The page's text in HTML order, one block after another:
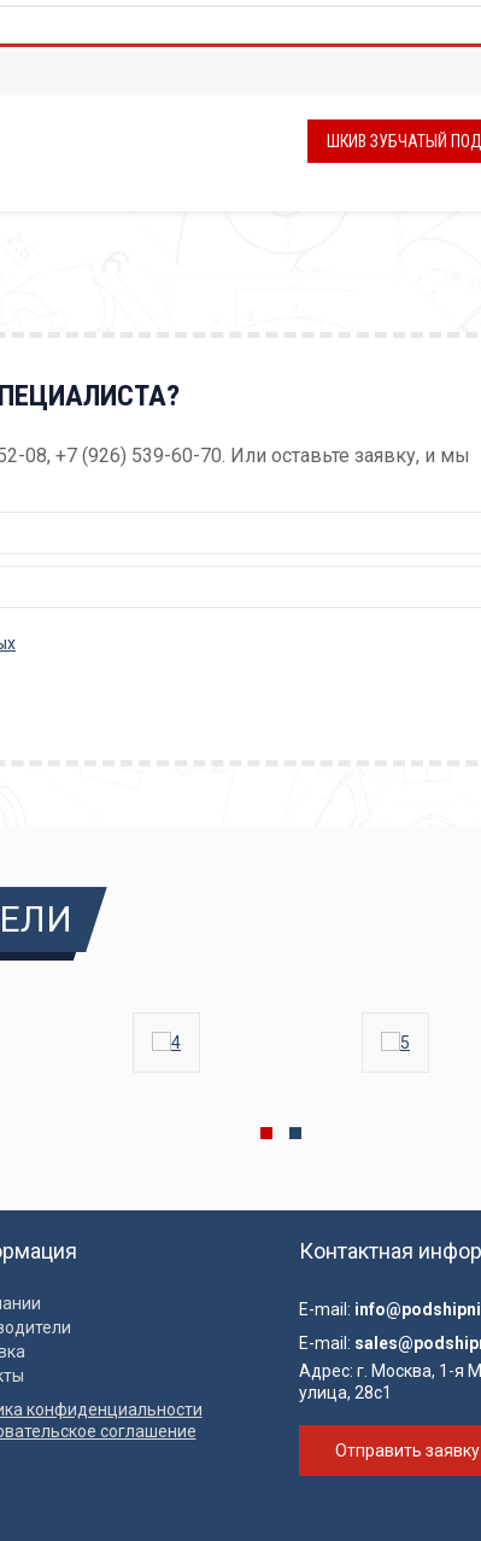
ШКИВ ЗУБЧАТЫЙ ПОД
08, +7 (926) 539-60-70. Или оставьте заявку, и мы
конфиденциальности
соглашение
Контактная
E-mail:
E-mail:
Адрес: г. Москва, 1-я
улица, 28с1
Отправить заявку